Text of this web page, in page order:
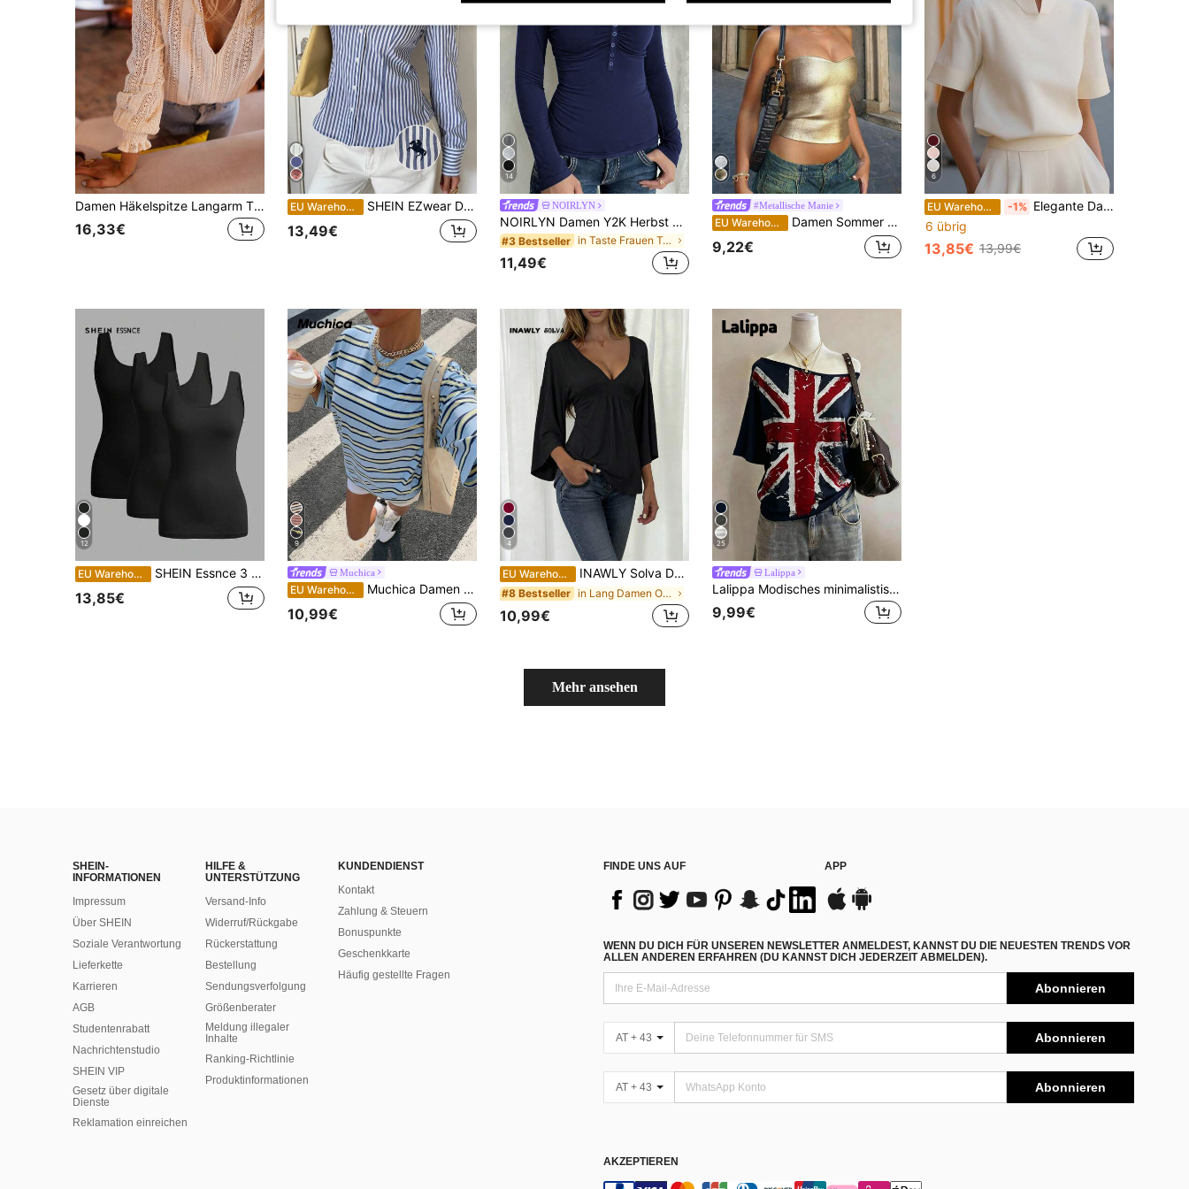
Damen Häkelspitze Langarm Tiefer V-Ausschnitt Bluse, halbtransparente Polyester Top normaler Länge
16,33€
EU Warehouse SHEIN EZwear Damen neue Stickerei-Dekor gestreifte Slim Fit Langarmbluse
13,49€
14
NOIRLYN
NOIRLYN Damen Y2K Herbst Lässig Sexy einfarbiges Spitzen-Kontrast Slim Fit Langarm V-Ausschnitt Top, geeignet für den täglichen Arbeitsweg
#3 Bestseller in Taste Frauen T-Shirts
11,49€
#Metallische Manie
EU Warehouse Damen Sommer eng anliegendes Stretch Gold PU beschichtetes modisches metallisches Bandeau Top, geeignet für Nachtclub, Party, Alltag, Musikfestival und Konzert, Y2K
9,22€
6
EU Warehouse -1% Elegante Damen-Bluse im chinesischen Stil mit Stehkragen und kurzen Ärmeln, einfarbig, für Sommer, Lässig, Urlaub, College, Strand und Büro
6 übrig
13,85€ 13,99€
12
EU Warehouse SHEIN Essnce 3 Stück lässige einfarbige schwarze Trägershirts, slim fit, geeignet für Sommerausflüge und Strandlayering
13,85€
9
Muchica
EU Warehouse Muchica Damen blaues gestreiftes, locker sitzendes Kurzarm T-Shirt, Neuankömmling für den Sommer
10,99€
4
EU Warehouse INAWLY Solva Damen Einfarbiges sexy gerafftes Langarm-Top, Freizeitkleidung
#8 Bestseller in Lang Damen Oberteile
10,99€
25
Lalippa
Lalippa Modisches minimalistisches Damen T-Shirt mit britischer Flagge Muster, Rundhalsausschnitt, Kurzarm, Geschenk für Freunde
9,99€
Mehr ansehen
SHEIN-
INFORMATIONEN
Impressum
Über SHEIN
Soziale Verantwortung
Lieferkette
Karrieren
AGB
Studentenrabatt
Nachrichtenstudio
SHEIN VIP
Gesetz über digitale
Dienste
Reklamation einreichen
HILFE &
UNTERSTÜTZUNG
Versand-Info
Widerruf/Rückgabe
Rückerstattung
Bestellung
Sendungsverfolgung
Größenberater
Meldung illegaler
Inhalte
Ranking-Richtlinie
​Produktinformationen
KUNDENDIENST
Kontakt
Zahlung & Steuern
Bonuspunkte
Geschenkkarte
Häufig gestellte Fragen
FINDE UNS AUF APP
WENN DU DICH FÜR UNSEREN NEWSLETTER ANMELDEST, KANNST DU DIE NEUESTEN TRENDS VOR
ALLEN ANDEREN ERFAHREN (DU KANNST DICH JEDERZEIT ABMELDEN).
Abonnieren
AT + 43 Abonnieren
AT + 43 Abonnieren
AKZEPTIEREN